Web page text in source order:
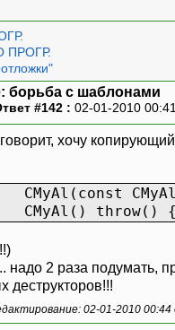
ПРОГР.
борьба с шаблонами
#142 : 02-01-2010
хочу копирующий
CMyAl(const
CMyAl() throw()
надо 2 раза подумать,
деструкторов!!!
02-01-2010